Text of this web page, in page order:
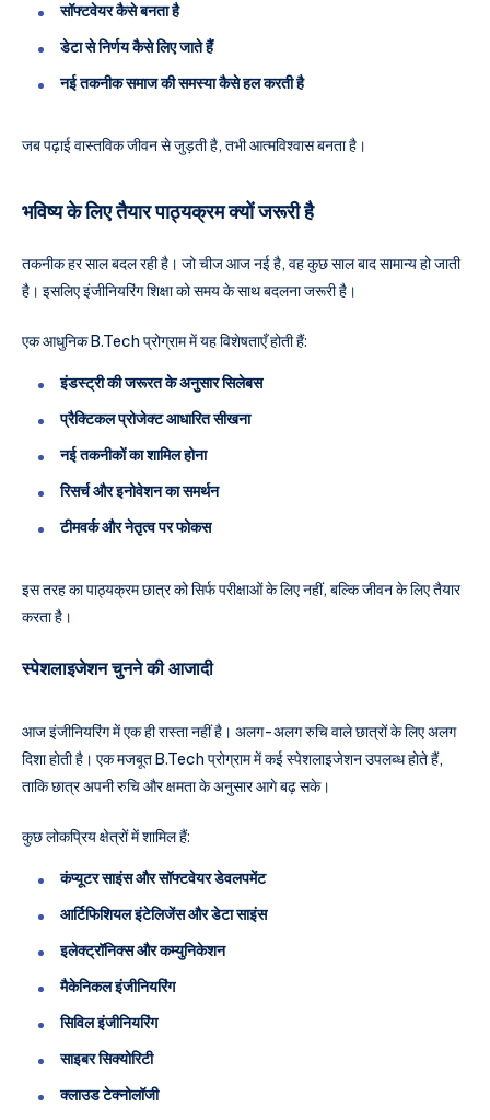
सॉफ्टवेयर कैसे बनता है
डेटा से निर्णय कैसे लिए जाते हैं
नई तकनीक समाज की समस्या कैसे हल करती है
जब पढ़ाई वास्तविक जीवन से जुड़ती है, तभी आत्मविश्वास बनता है।
भविष्य के लिए तैयार पाठ्यक्रम क्यों जरूरी है
तकनीक हर साल बदल रही है। जो चीज आज नई है, वह कुछ साल बाद सामान्य हो जाती
है। इसलिए इंजीनियरिंग शिक्षा को समय के साथ बदलना जरूरी है।
एक आधुनिक B.Tech प्रोग्राम में यह विशेषताएँ होती हैं:
इंडस्ट्री की जरूरत के अनुसार सिलेबस
प्रैक्टिकल प्रोजेक्ट आधारित सीखना
नई तकनीकों का शामिल होना
रिसर्च और इनोवेशन का समर्थन
टीमवर्क और नेतृत्व पर फोकस
इस तरह का पाठ्यक्रम छात्र को सिर्फ परीक्षाओं के लिए नहीं, बल्कि जीवन के लिए तैयार
करता है।
स्पेशलाइजेशन चुनने की आजादी
आज इंजीनियरिंग में एक ही रास्ता नहीं है। अलग-अलग रुचि वाले छात्रों के लिए अलग
दिशा होती है। एक मजबूत B.Tech प्रोग्राम में कई स्पेशलाइजेशन उपलब्ध होते हैं,
ताकि छात्र अपनी रुचि और क्षमता के अनुसार आगे बढ़ सके।
कुछ लोकप्रिय क्षेत्रों में शामिल हैं:
कंप्यूटर साइंस और सॉफ्टवेयर डेवलपमेंट
आर्टिफिशियल इंटेलिजेंस और डेटा साइंस
इलेक्ट्रॉनिक्स और कम्युनिकेशन
मैकेनिकल इंजीनियरिंग
सिविल इंजीनियरिंग
साइबर सिक्योरिटी
क्लाउड टेक्नोलॉजी